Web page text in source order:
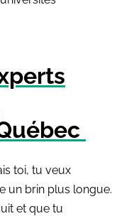
toi, tu veux
un brin plus longue.
et que tu